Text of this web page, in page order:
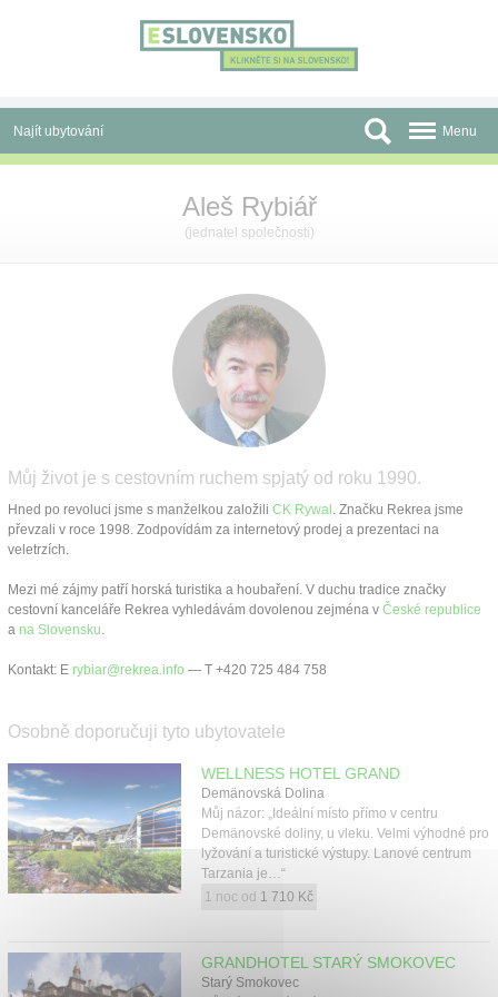
Najít ubytování
Kontakt
Menu
Aleš Rybiář
(jednatel společnosti)
Můj život je s cestovním ruchem spjatý od roku 1990.
Hned po revoluci jsme s manželkou založili CK Rywal . Značku Rekrea jsme
převzali v roce 1998. Zodpovídám za internetový prodej a prezentaci na
veletrzích.
Mezi mé zájmy patří horská turistika a houbaření. V duchu tradice značky
cestovní kanceláře Rekrea vyhledávám dovolenou zejména v České republice
a na Slovensku.
Kontakt: E rybiar@rekrea.info — T +420 725 484 758
Osobně doporučuji tyto ubytovatele
WELLNESS HOTEL GRAND
Demänovská Dolina
Můj názor: „Ideální místo přímo v centru
Demänovské doliny, u vleku. Velmi výhodné pro
lyžování a turistické výstupy. Lanové centrum
Tarzania je…“
1 noc od 1 710 Kč
GRANDHOTEL STARÝ SMOKOVEC
Starý Smokovec